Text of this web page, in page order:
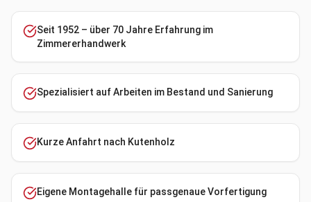
Seit 1952 – über 70 Jahre Erfahrung im
Zimmererhandwerk
Spezialisiert auf Arbeiten im Bestand und Sanierung
Kurze Anfahrt nach Kutenholz
Eigene Montagehalle für passgenaue Vorfertigung